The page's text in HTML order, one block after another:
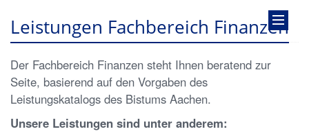
Leistungen Fachbereich Finanzen
Der Fachbereich Finanzen steht Ihnen beratend zur
Seite, basierend auf den Vorgaben des
Leistungskatalogs des Bistums Aachen.
Unsere Leistungen sind unter anderem: